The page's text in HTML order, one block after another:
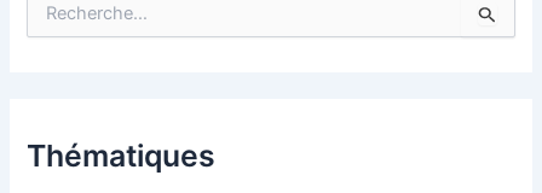
c
h
Thématiques